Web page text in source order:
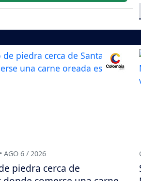
AGO 6 / 2026
piedra cerca de